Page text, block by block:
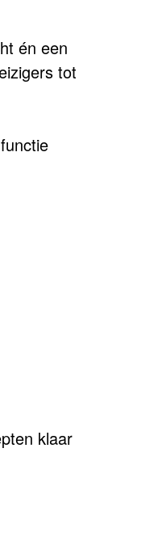
én een
tot
klaar